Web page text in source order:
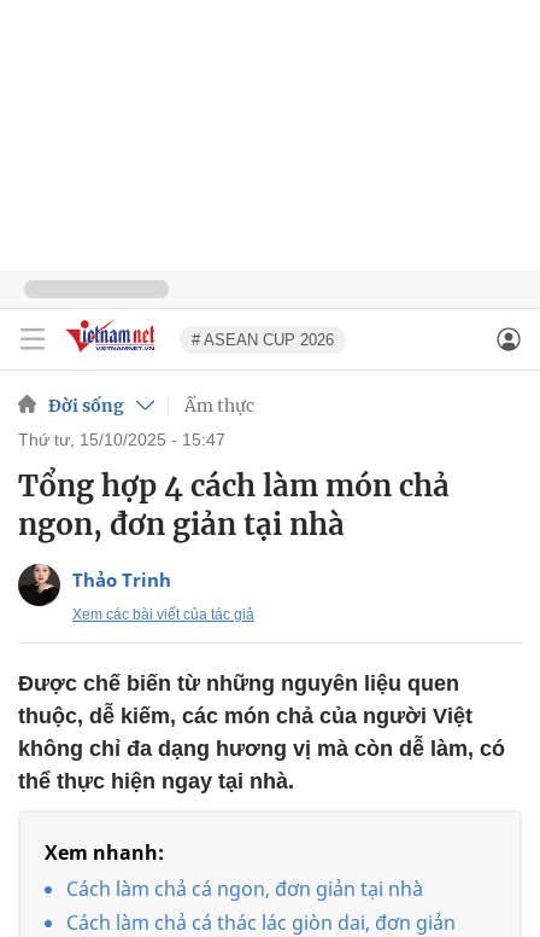
# ASEAN CUP 2026
Đời sống Ẩm thực
thứ tư, 15/10/2025 - 15:47
Tổng hợp 4 cách làm món chả
ngon, đơn giản tại nhà
Thảo Trinh
Xem các bài viết của tác giả
Được chế biến từ những nguyên liệu quen
thuộc, dễ kiếm, các món chả của người Việt
không chỉ đa dạng hương vị mà còn dễ làm, có
thể thực hiện ngay tại nhà.
Xem nhanh:
Cách làm chả cá ngon, đơn giản tại nhà
Cách làm chả cá thác lác giòn dai, đơn giản